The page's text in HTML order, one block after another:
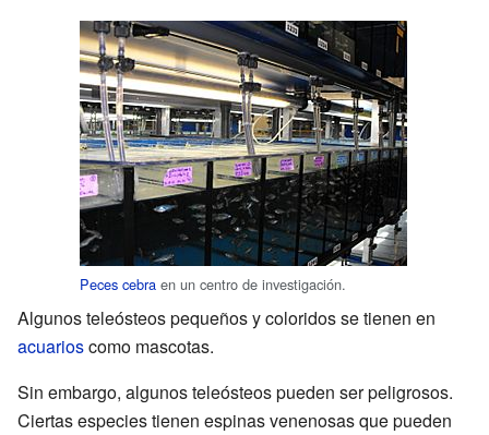
Peces cebra en un centro de investigación.
Algunos teleósteos pequeños y coloridos se tienen en
acuarioscomo mascotas.
Sin embargo, algunos teleósteos pueden ser peligrosos.
Ciertas especies tienen espinas venenosas que pueden